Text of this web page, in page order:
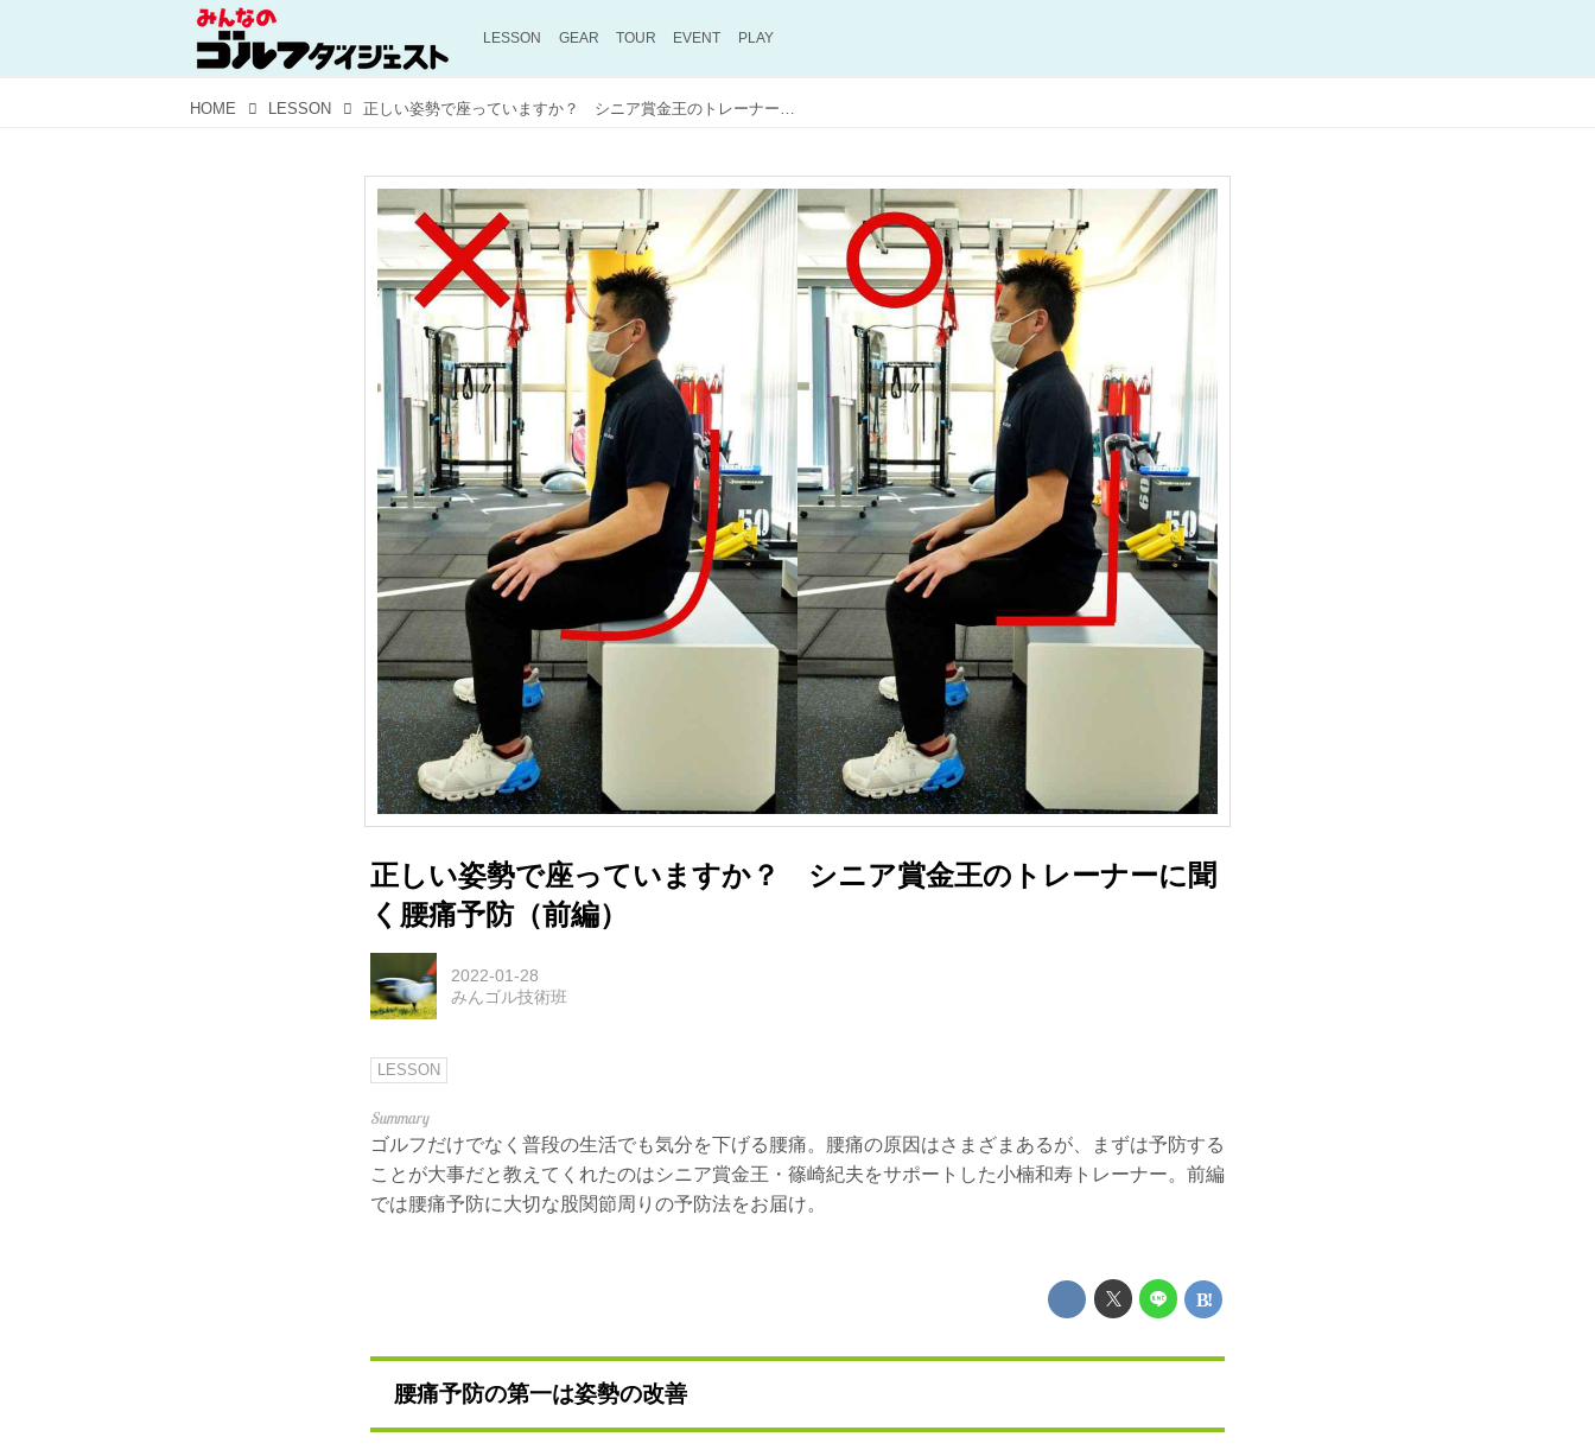
LESSON GEAR TOUR EVENT PLAY
HOME LESSON 正しい姿勢で座っていますか？ シニア賞金王のトレーナーに聞く腰痛予防（前編）
正しい姿勢で座っていますか？ シニア賞金王のトレーナーに聞
く腰痛予防（前編）
2022-01-28
みんゴル技術班
LESSON
ゴルフだけでなく普段の生活でも気分を下げる腰痛。腰痛の原因はさまざまあるが、まずは予防する
ことが大事だと教えてくれたのはシニア賞金王・篠崎紀夫をサポートした小楠和寿トレーナー。前編
では腰痛予防に大切な股関節周りの予防法をお届け。
腰痛予防の第一は姿勢の改善